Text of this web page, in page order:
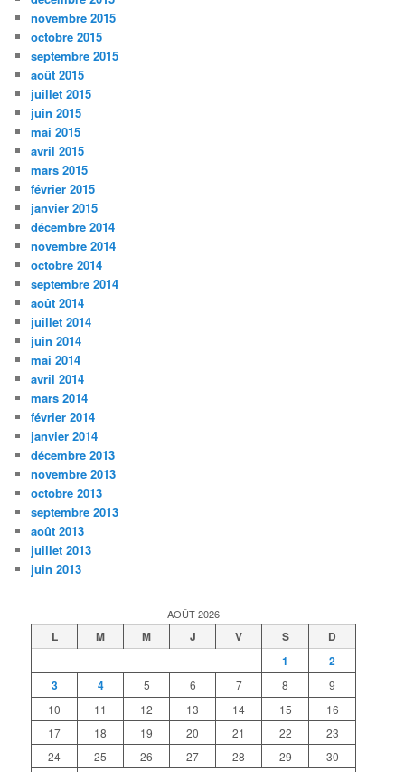
novembre 2015
octobre 2015
septembre 2015
août 2015
juillet 2015
juin 2015
mai 2015
avril 2015
mars 2015
février 2015
janvier 2015
décembre 2014
novembre 2014
octobre 2014
septembre 2014
août 2014
juillet 2014
juin 2014
mai 2014
avril 2014
mars 2014
février 2014
janvier 2014
décembre 2013
novembre 2013
octobre 2013
septembre 2013
août 2013
juillet 2013
juin 2013
AOÛT 2026
L M M J V S
D
1
2
3
4 5 6 7 8
9
10
11 12 13 14 15
16
17
18 19 20 21 22
23
24
25 26 27 28 29 30